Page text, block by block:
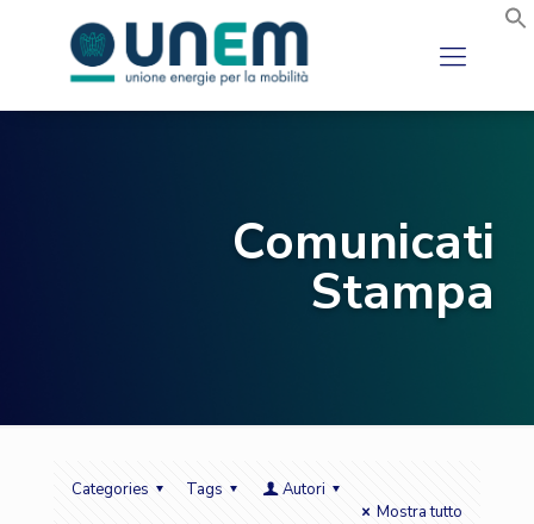
Comunicati
Stampa
Categories Tags
Autori
Mostra tutto